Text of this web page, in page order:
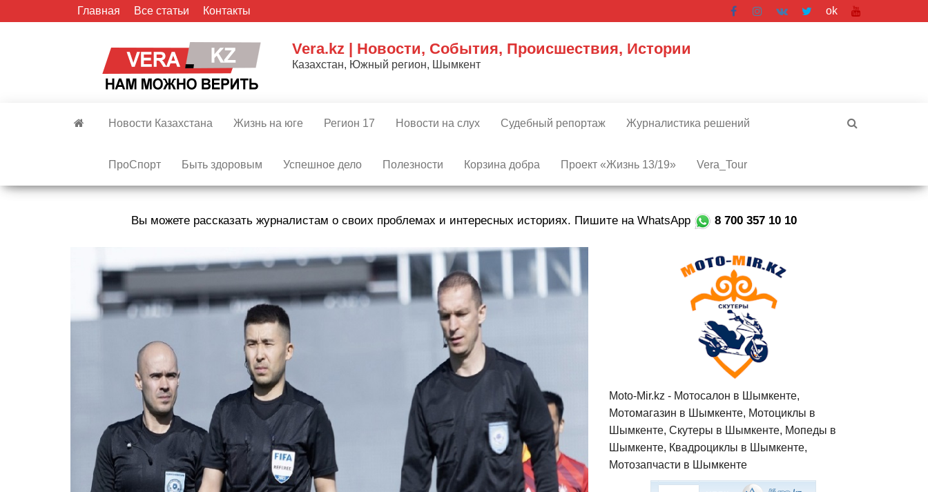
Главная Все статьи Контакты ok
Vera.kz | Новости, События, Происшествия, Истории
Казахстан, Южный регион, Шымкент
Новости Казахстана Жизнь на юге Регион 17 Новости на слух Судебный репортаж Журналистика решений
ПроСпорт Быть здоровым Успешное дело Полезности Корзина добра Проект «Жизнь 13/19» Vera_Tour
Вы можете рассказать журналистам о своих проблемах и интересных историях. Пишите на WhatsApp 8 700 357 10 10
Moto-Mir.kz - Мотосалон в Шымкенте,
Мотомагазин в Шымкенте, Мотоциклы в
Шымкенте, Скутеры в Шымкенте, Мопеды в
Шымкенте, Квадроциклы в Шымкенте,
Мотозапчасти в Шымкенте